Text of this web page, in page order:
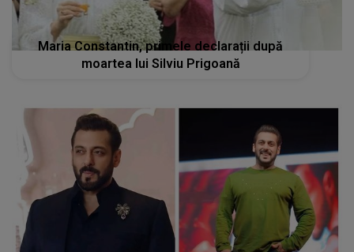
Maria Constantin, primele declarații după
moartea lui Silviu Prigoană